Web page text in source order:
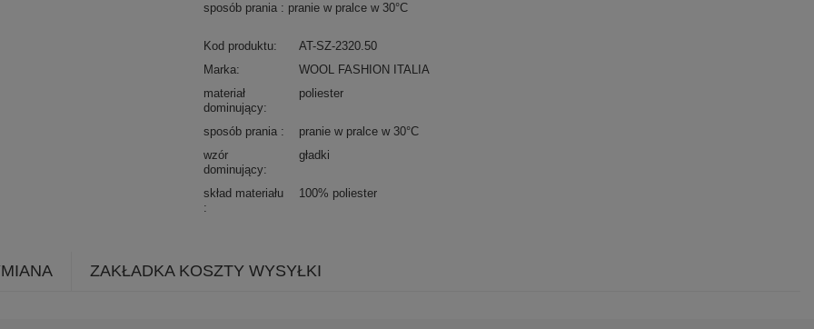
sposób prania : pranie w pralce w 30°C
Kod produktu
AT-SZ-2320.50
Marka
WOOL FASHION ITALIA
materiał
dominujący
poliester
sposób prania
pranie w pralce w 30°C
wzór
dominujący
gładki
skład materiału 100% poliester
ZAKŁADKA KOSZTY WYSYŁKI